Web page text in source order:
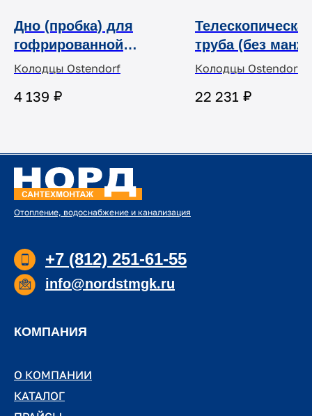
Дно (пробка) для
гофрированной
подъемной трубы
колодца, без
Колодцы Ostendorf
4 139 ₽
труба (без
в комплекте
Колодцы Ostendorf
22 231 ₽
Отопление, водоснабжение и канализация
+7 (812) 251-61-55
info@nordstmgk.ru
О КОМПАНИИ
О КОМПАНИИ
КАТАЛОГ
КАТАЛОГ
КОМПАНИЯ